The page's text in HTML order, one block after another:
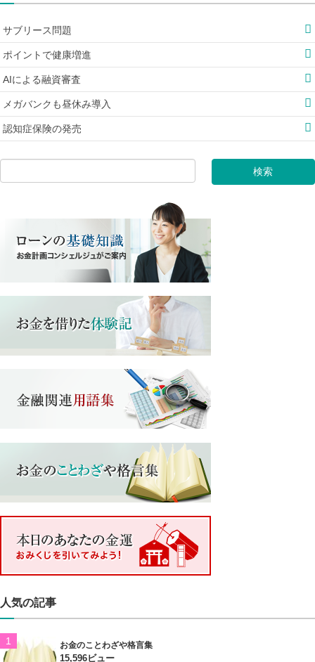
サブリース問題
ポイントで健康増進
AIによる融資審査
メガバンクも昼休み導入
認知症保険の発売
人気の記事
お金のことわざや格言集
15,596ビュー